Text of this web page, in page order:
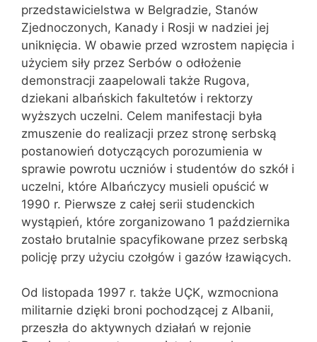
przedstawicielstwa w Belgradzie, Stanów
Zjednoczonych, Kanady i Rosji w nadziei jej
uniknięcia. W obawie przed wzrostem napięcia i
użyciem siły przez Serbów o odłożenie
demonstracji zaapelowali także Rugova,
dziekani albańskich fakultetów i rektorzy
wyższych uczelni. Celem manifestacji była
zmuszenie do realizacji przez stronę serbską
postanowień dotyczących porozumienia w
sprawie powrotu uczniów i studentów do szkół i
uczelni, które Albańczycy musieli opuścić w
1990 r. Pierwsze z całej serii studenckich
wystąpień, które zorganizowano 1 października
zostało brutalnie spacyfikowane przez serbską
policję przy użyciu czołgów i gazów łzawiących.
Od listopada 1997 r. także UÇK, wzmocniona
militarnie dzięki broni pochodzącej z Albanii,
przeszła do aktywnych działań w rejonie